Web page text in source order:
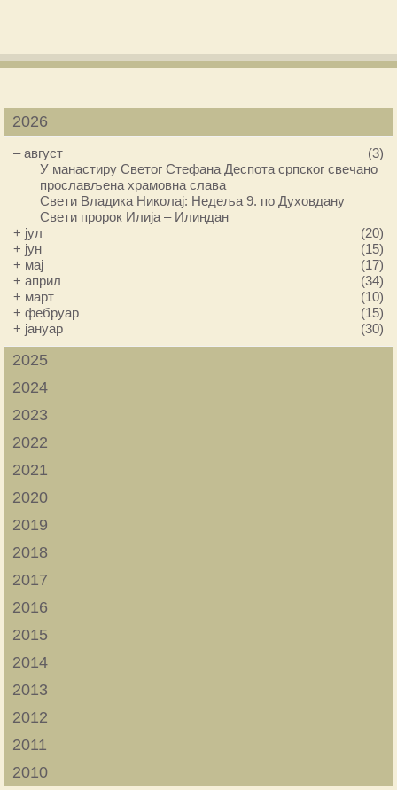
2026
–август
(3)
У манастиру Светог Стефана Деспота српског свечано
прослављена храмовна слава
Свети Владика Николај: Недеља 9. по Духовдану
Свети пророк Илија – Илиндан
+ јул
(20)
+ јун
(15)
+ мај
(17)
+април
(34)
+ март
(10)
+фебруар
(15)
+ јануар (30)
2025
2024
2023
2022
2021
2020
2019
2018
2017
2016
2015
2014
2013
2012
2011
2010